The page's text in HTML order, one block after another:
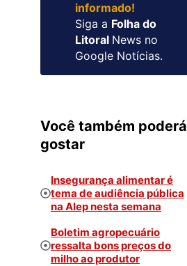
informado!
Siga a Folha do
Litoral News no
Google Notícias.
Você também poderá
gostar
Insegurança alimentar é
tema de audiência pública
na Alep nesta semana
Boletim agropecuário
ressalta bons preços do
milho ao produtor